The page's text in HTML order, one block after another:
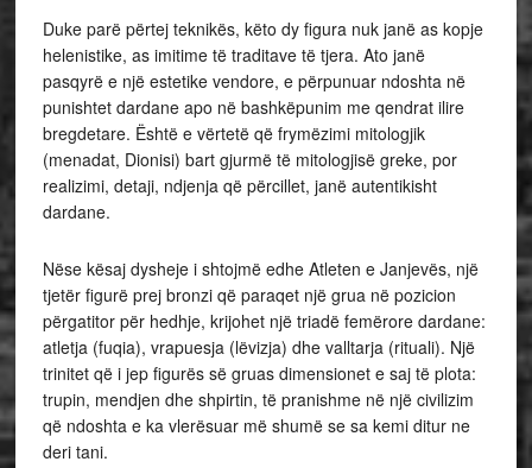
Duke parë përtej teknikës, këto dy figura nuk janë as kopje
helenistike, as imitime të traditave të tjera. Ato janë
pasqyrë e një estetike vendore, e përpunuar ndoshta në
punishtet dardane apo në bashkëpunim me qendrat ilire
bregdetare. Është e vërtetë që frymëzimi mitologjik
(menadat, Dionisi) bart gjurmë të mitologjisë greke, por
realizimi, detaji, ndjenja që përcillet, janë autentikisht
dardane.
Nëse kësaj dysheje i shtojmë edhe Atleten e Janjevës, një
tjetër figurë prej bronzi që paraqet një grua në pozicion
përgatitor për hedhje, krijohet një triadë femërore dardane:
atletja (fuqia), vrapuesja (lëvizja) dhe valltarja (rituali). Një
trinitet që i jep figurës së gruas dimensionet e saj të plota:
trupin, mendjen dhe shpirtin, të pranishme në një civilizim
që ndoshta e ka vlerësuar më shumë se sa kemi ditur ne
deri tani.